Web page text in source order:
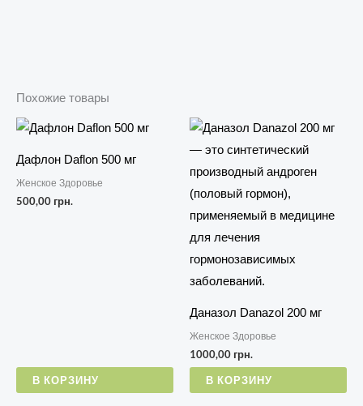
Похожие товары
Дафлон Daflon 500 мг
Женское Здоровье
500,00 грн.
В КОРЗИНУ
Даназол Danazol 200 мг
Женское Здоровье
1000,00 грн.
В КОРЗИНУ